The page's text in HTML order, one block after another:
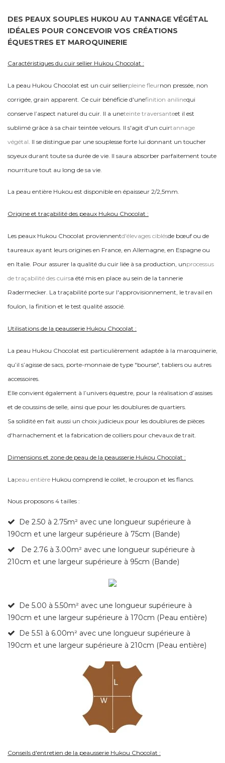
DES PEAUX SOUPLES HUKOU AU TANNAGE VÉGÉTAL
IDÉALES POUR CONCEVOIR VOS CRÉATIONS
ÉQUESTRES ET MAROQUINERIE
Caractéristiques du cuir sellier Hukou Chocolat :
La peau Hukou Chocolat est un cuir sellierpleine fleurnon pressée, non
corrigée, grain apparent. Ce cuir bénéficie d'unefinition anilinequi
conserve l’aspect naturel du cuir. Il a uneteinte traversanteet il est
sublimé grâce à sa chair teintée velours. Il s'agit d'un cuirtannage
végétal. Il se distingue par une souplesse forte lui donnant un toucher
soyeux durant toute sa durée de vie. Il saura absorber parfaitement toute
nourriture tout au long de sa vie.
La peau entière Hukou est disponible en épaisseur 2/2,5mm.
Origine et traçabilité des peaux Hukou Chocolat :
Les peaux Hukou Chocolat proviennentd'élevages ciblésde bœuf ou de
taureaux ayant leurs origines en France, en Allemagne, en Espagne ou
en Italie. Pour assurer la qualité du cuir liée à sa production, unprocessus
de traçabilité des cuirsa été mis en place au sein de la tannerie
Radermecker. La traçabilité porte sur l'approvisionnement, le travail en
foulon, la finition et le test qualité associé.
Utilisations de la peausserie Hukou Chocolat :
La peau Hukou Chocolat est particulièrement adaptée à la maroquinerie,
qu’il s’agisse de sacs, porte-monnaie de type "bourse", tabliers ou autres
accessoires.
Elle convient également à l’univers équestre, pour la réalisation d’assises
et de coussins de selle, ainsi que pour les doublures de quartiers.
Sa solidité en fait aussi un choix judicieux pour les doublures de pièces
d'harnachement et la fabrication de colliers pour chevaux de trait.
Dimensions et zone de peau de la peausserie Hukou Chocolat :
Lapeau entière Hukou comprend le collet, le croupon et les flancs.
Nous proposons 4 tailles :
De 2.50 à 2.75m² avec une longueur supérieure à
190cm et une largeur supérieure à 75cm (Bande)
De 2.76 à 3.00m² avec une longueur supérieure à
210cm et une largeur supérieure à 95cm (Bande)
De 5.00 à 5.50m² avec une longueur supérieure à
190cm et une largeur supérieure à 170cm (Peau entière)
De 5.51 à 6.00m² avec une longueur supérieure à
190cm et une largeur supérieure à 210cm (Peau entière)
Conseils d'entretien de la peausserie Hukou Chocolat :